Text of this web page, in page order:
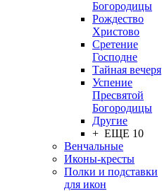
Богородицы
Рождество
Христово
Сретение
Господне
Тайная вечеря
Успение
Пресвятой
Богородицы
Другие
+ ЕЩЕ 10
Венчальные
Иконы-кресты
Полки и подставки
для икон